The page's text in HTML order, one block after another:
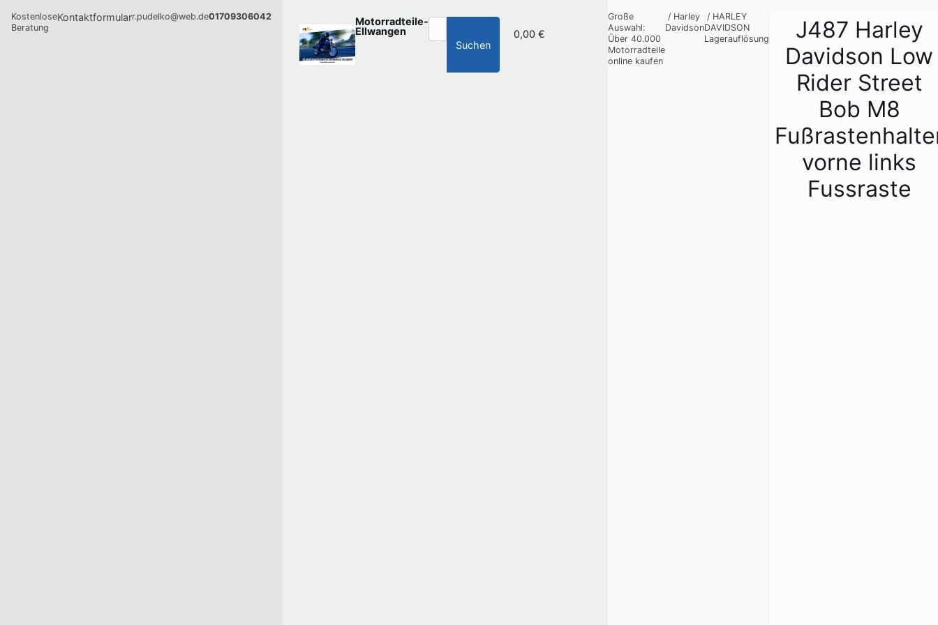
Kostenlose
Beratung
Kontaktformularr.pudelko@web.de01709306042
Motorradteile-
Ellwangen
Suchen
0,00 €
Große
Auswahl:
Über 40.000
Motorradteile
online kaufen
/ Harley
Davidson
/ HARLEY
DAVIDSON
Lagerauflösung
J487 Harley
Davidson Low
Rider Street
Bob M8
vorne links
Fussraste